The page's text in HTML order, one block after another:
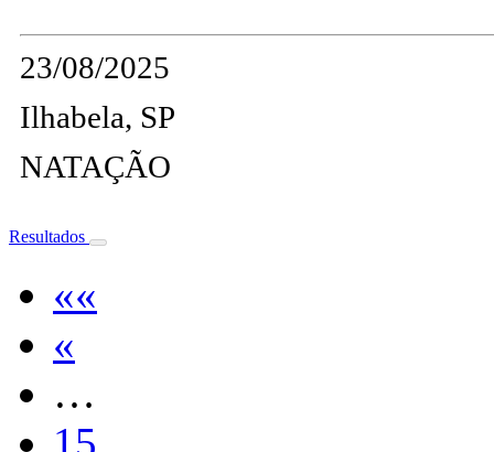
23/08/2025
Ilhabela, SP
NATAÇÃO
Resultados
««
«
…
15